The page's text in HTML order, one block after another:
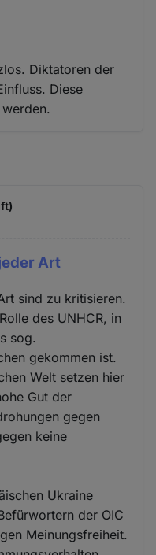
Diktatoren der
Diese
Art
sind zu kritisieren.
des UNHCR, in
sog.
gekommen ist.
Welt setzen hier
Gut der
gegen
keine
Ukraine
der OIC
Meinungsfreiheit.